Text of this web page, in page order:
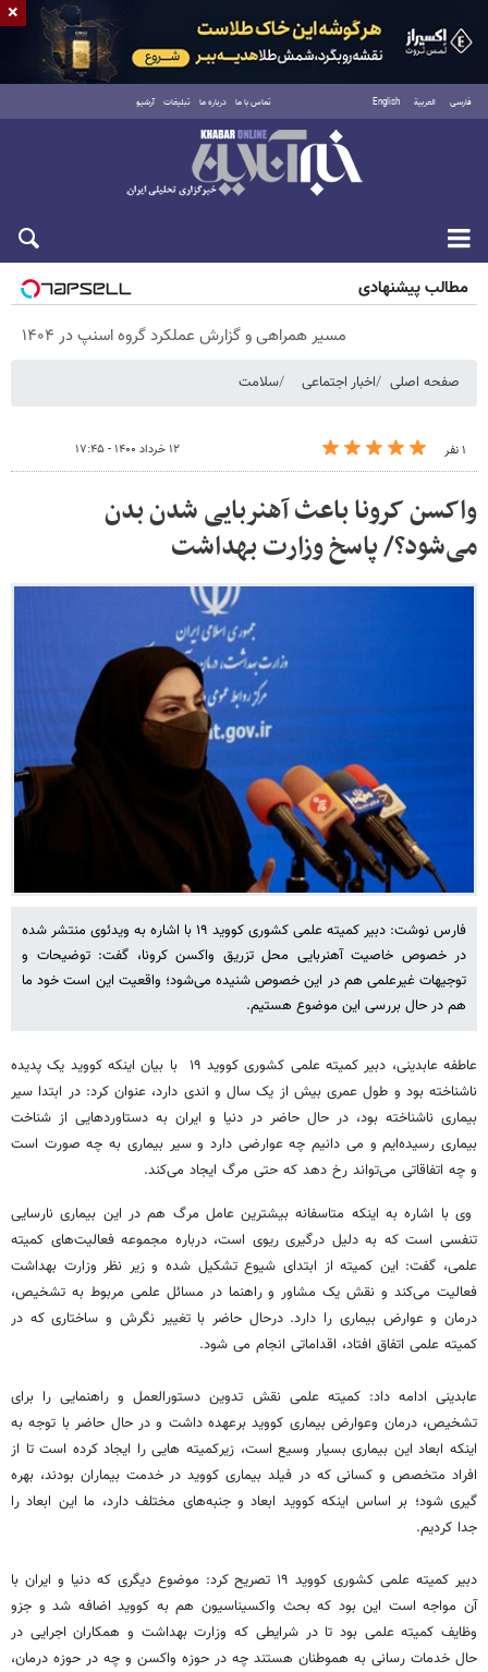
فارسی العربية English تماس با ما درباره ما تبلیغات آرشیو
شنبه ۱۷ مرداد ۱۴۰۵
مطالب پیشنهادی
مسیر همراهی و گزارش عملکرد گروه اسنپ در ۱۴۰۴
صفحه اصلی اخبار اجتماعی سلامت
۱ نفر ۱۲ خرداد ۱۴۰۰ - ۱۷:۴۵
واکسن کرونا باعث آهنربایی شدن بدن
می‌شود؟/ پاسخ وزارت بهداشت
فارس نوشت: دبیر کمیته علمی کشوری کووید ۱۹ با اشاره به ویدئوی منتشر شده
در خصوص خاصیت آهنربایی محل تزریق واکسن کرونا، گفت: توضیحات و
توجیهات غیرعلمی هم در این خصوص شنیده می‌شود؛ واقعیت این است خود ما
هم در حال بررسی این موضوع هستیم.
عاطفه عابدینی، دبیر کمیته علمی کشوری کووید ۱۹ با بیان اینکه کووید یک پدیده
ناشناخته بود و طول عمری بیش از یک سال و اندی دارد، عنوان کرد: در ابتدا سیر
بیماری ناشناخته بود، در حال حاضر در دنیا و ایران به دستاوردهایی از شناخت
بیماری رسیده‌ایم و می ‌دانیم چه عوارضی دارد و سیر بیماری به چه صورت است
و چه اتفاقاتی می‌تواند رخ دهد که حتی مرگ ایجاد می‌کند.
وی با اشاره به اینکه متاسفانه بیشترین عامل مرگ هم در این بیماری نارسایی
تنفسی است که به دلیل درگیری ریوی است، درباره مجموعه فعالیت‌های کمیته
علمی، گفت: این کمیته از ابتدای شیوع تشکیل شده و زیر نظر وزارت بهداشت
فعالیت می‌کند و نقش یک مشاور و راهنما در مسائل علمی مربوط به تشخیص،
درمان و عوارض بیماری را دارد. درحال حاضر با تغییر نگرش و ساختاری که در
کمیته علمی اتفاق افتاد، اقداماتی انجام می ‌شود.
عابدینی ادامه داد: کمیته علمی نقش تدوین دستورالعمل و راهنمایی را برای
تشخیص، درمان وعوارض بیماری کووید برعهده داشت و در حال حاضر با توجه به
اینکه ابعاد این بیماری بسیار وسیع است، زیرکمیته هایی را ایجاد کرده است تا از
افراد متخصص و کسانی که در فیلد بیماری کووید در خدمت بیماران بودند، بهره‌
گیری شود؛ بر اساس اینکه کووید ابعاد و جنبه‌های مختلف دارد، ما این ابعاد را
جدا کردیم.
دبیر کمیته علمی کشوری کووید ۱۹ تصریح کرد: موضوع دیگری که دنیا و ایران با
آن مواجه است این بود که بحث واکسیناسیون هم به کووید اضافه شد و جزو
وظایف کمیته علمی بود تا در شرایطی که وزارت بهداشت و همکاران اجرایی در
حال خدمات رسانی به هموطنان هستند چه در حوزه واکسن و چه در حوزه درمان،
×